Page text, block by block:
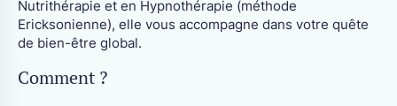
Nutrithérapie et en Hypnothérapie (méthode
Ericksonienne), elle vous accompagne dans votre quête
de bien-être global.
Comment ?